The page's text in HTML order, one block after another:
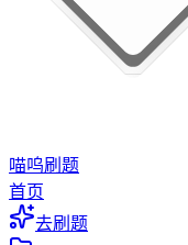
喵呜刷题
首页
去刷题